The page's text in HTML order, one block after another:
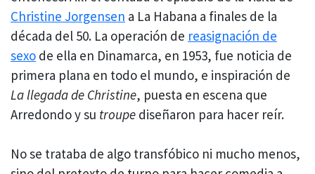
Christine Jorgensen a La Habana a finales de la
década del 50. La operación de reasignación de
sexo de ella en Dinamarca, en 1953, fue noticia de
primera plana en todo el mundo, e inspiración de
La llegada de Christine, puesta en escena que
Arredondo y su troupe diseñaron para hacer reír.
No se trataba de algo transfóbico ni mucho menos,